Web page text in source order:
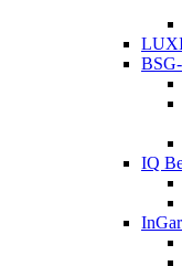
IQ